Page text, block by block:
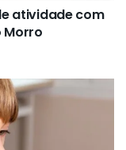
atividade com
Morro